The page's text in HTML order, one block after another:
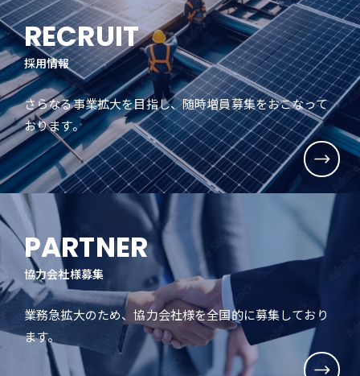
RECRUIT
採用情報
さらなる事業拡大を目指し、随時増員募集をおこなって
おります。
PARTNER
協力会社様募集
業務急拡大のため、協力会社様を全国的に募集しており
ます。